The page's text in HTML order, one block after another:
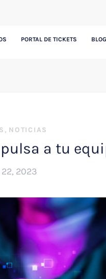
PORTAL DE TICKETS BLOG
, NOTICIAS
a tu
2023